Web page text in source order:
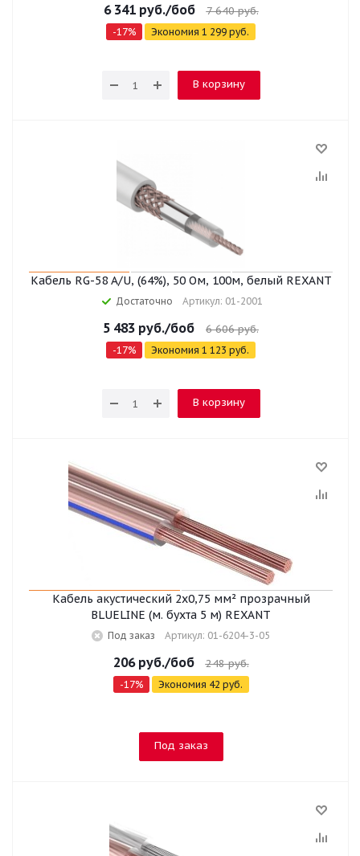
6 341руб./боб 7 640руб.
-17% Экономия 1 299 руб.
В корзину
Кабель RG-58 A/U, (64%), 50 Ом, 100м, белый REXANT
Достаточно Артикул: 01-2001
5 483 руб./боб 6 606руб.
-17% Экономия 1 123 руб.
В корзину
Кабель акустический 2х0,75 мм² прозрачный
BLUELINE (м. бухта 5 м) REXANT
Под заказ Артикул: 01-6204-3-05
206руб./боб 248руб.
-17% Экономия 42 руб.
Под заказ